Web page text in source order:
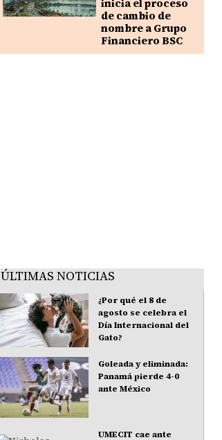
inicia el proceso
de cambio de
nombre a Grupo
Financiero BSC
ÚLTIMAS NOTICIAS
¿Por qué el 8 de
agosto se celebra el
Día Internacional del
Gato?
Goleada y eliminada:
Panamá pierde 4-0
ante México
UMECIT cae ante